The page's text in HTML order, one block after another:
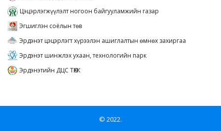
Цэцэрлэгжүүлэлт ногоон байгууламжийн газар
Эгшиглэн соёлын төв
Эрдэнэт цэцэрлэгт хүрээлэн ашиглалтын өмнөх захиргаа
Эрдэнэт шинжлэх ухаан, технологийн парк
Эрдэнэтийн ДЦС ТӨХК
© 2022.